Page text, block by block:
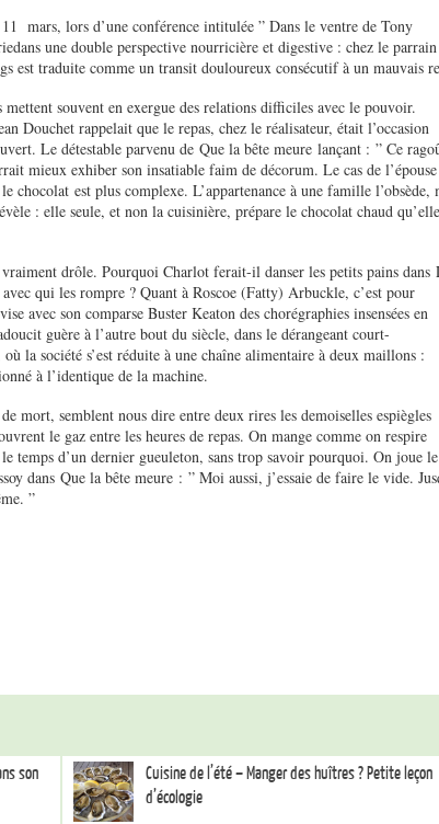
mars, lors d’une conférence intitulée ” Dans le ventre de Tony
une double perspective nourricière et digestive : chez le
est traduite comme un transit douloureux consécutif à un mauvais
souvent en exergue des relations difficiles avec le pouvoir.
Douchet rappelait que le repas, chez le réalisateur, était l’occasion
Le détestable parvenu de Que la bête meure lançant : ” Ce
mieux exhiber son insatiable faim de décorum. Le cas de
est plus complexe. L’appartenance à une famille l’obsède,
: elle seule, et non la cuisinière, prépare le chocolat chaud qu’elle
drôle. Pourquoi Charlot ferait-il danser les petits pains dans
qui les rompre ? Quant à Roscoe (Fatty) Arbuckle, c’est pour
avec son comparse Buster Keaton des chorégraphies insensées en
guère à l’autre bout du siècle, dans le dérangeant court-
la société s’est réduite à une chaîne alimentaire à deux maillons :
à l’identique de la machine.
mort, semblent nous dire entre deux rires les demoiselles espiègles
le gaz entre les heures de repas. On mange comme on respire
temps d’un dernier gueuleton, sans trop savoir pourquoi. On joue le
dans Que la bête meure : ” Moi aussi, j’essaie de faire le vide.
”
son
Cuisine de l’été – Manger des huîtres ? Petite leçon
d’écologie